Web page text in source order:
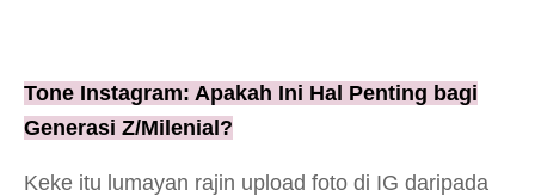
Tone Instagram: Apakah Ini Hal Penting bagi
Generasi Z/Milenial?
Keke itu lumayan rajin upload foto di IG daripada